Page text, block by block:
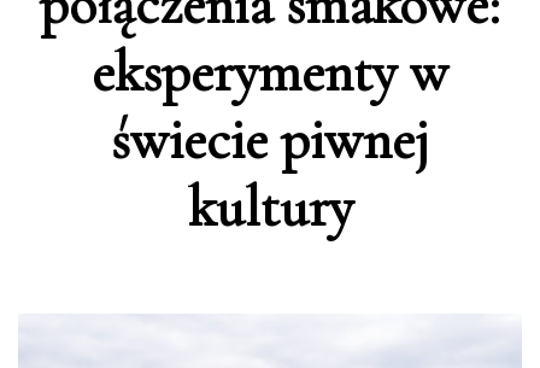
eksperymenty w
świecie piwnej
kultury